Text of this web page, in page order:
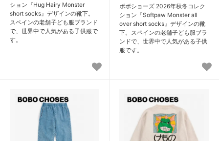
ション『Hug Hairy Monster
short socks』デザインの靴下。
スペインの老舗子ども服ブランド
で、世界中で人気がある子供服で
す。
ボボショーズ 2026年秋冬コレク
ション『Softpaw Monster all
over short socks』デザインの靴
下。スペインの老舗子ども服ブラ
ンドで、世界中で人気がある子供
服です。